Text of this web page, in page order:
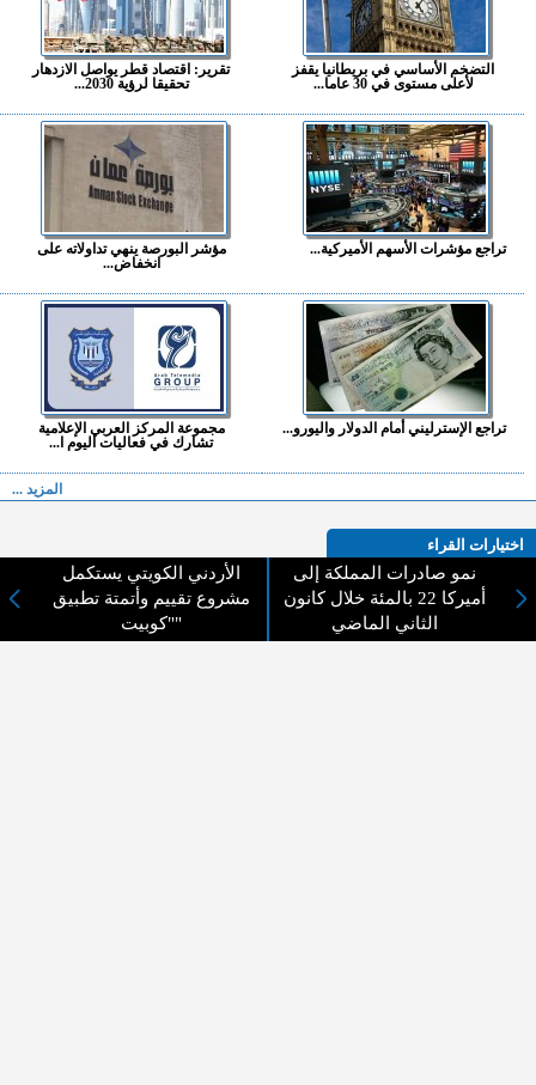
التضخم الأساسي في بريطانيا يقفز
لأعلى مستوى في 30 عاما...
تقرير: اقتصاد قطر يواصل الازدهار
تحقيقا لرؤية 2030...
تراجع مؤشرات الأسهم الأميركية...
مؤشر البورصة ينهي تداولاته على
انخفاض...
تراجع الإسترليني أمام الدولار واليورو...
مجموعة المركز العربي الإعلامية
تشارك في فعاليات اليوم ا...
المزيد ...
اختيارات القراء
لا يوجد مقالات
نمو صادرات المملكة إلى
أميركا 22 بالمئة خلال كانون
الثاني الماضي
الأردني الكويتي يستكمل
مشروع تقييم وأتمتة تطبيق
"كوبيت"